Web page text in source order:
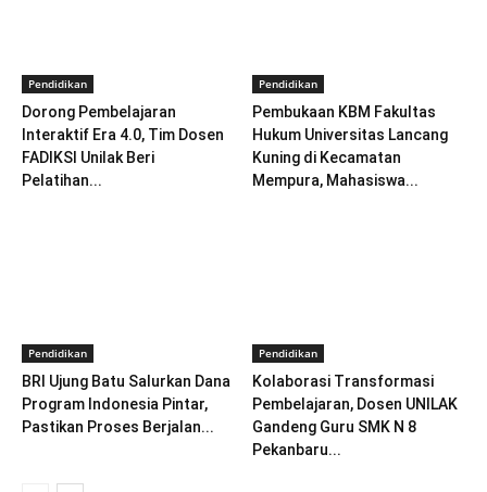
Pendidikan
Dorong Pembelajaran
Interaktif Era 4.0, Tim Dosen
FADIKSI Unilak Beri
Pelatihan...
Pendidikan
Pembukaan KBM Fakultas
Hukum Universitas Lancang
Kuning di Kecamatan
Mempura, Mahasiswa...
Pendidikan
BRI Ujung Batu Salurkan Dana
Program Indonesia Pintar,
Pastikan Proses Berjalan...
Pendidikan
Kolaborasi Transformasi
Pembelajaran, Dosen UNILAK
Gandeng Guru SMK N 8
Pekanbaru...